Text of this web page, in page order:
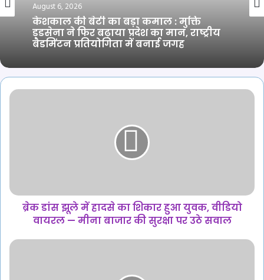
August 6, 2026
केशकाल की बेटी का बड़ा कमाल : मुक्ति
डडसेना ने फिर बढ़ाया प्रदेश का मान, राष्ट्रीय
बैडमिंटन प्रतियोगिता में बनाई जगह
ब्रेक
युवक,
वीडियो
मीना
ब्रेक डांस झूले में हादसे का शिकार हुआ युवक, वीडियो
वायरल — मीना बाजार की सुरक्षा पर उठे सवाल
CGPSC